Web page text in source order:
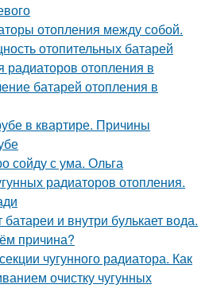
отопления между собой.
отопительных батарей
отопления в
батарей отопления в
в квартире. Причины
сойду с ума. Ольга
радиаторов отопления.
и внутри булькает вода.
причина?
чугунного радиатора. Как
очистку чугунных